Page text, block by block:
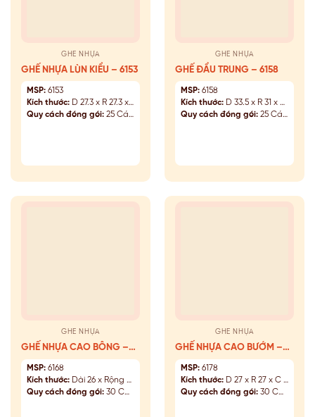
GHẾ NHỰA
GHẾ NHỰA LÙN KIỂU – 6153
MSP: 6153
Kích thước: D 27.3 x R 27.3 x C 25.3 (cm)
Quy cách đóng gói: 25 Cái/Kiện
GHẾ NHỰA
GHẾ ĐẨU TRUNG – 6158
MSP: 6158
Kích thước: D 33.5 x R 31 x C 32 (cm)
Quy cách đóng gói: 25 Cái/Kiện
GHẾ NHỰA
GHẾ NHỰA CAO BÔNG –
6168
MSP: 6168
Kích thước: Dài 26 x Rộng 26 x Cao 46 (cm)
Quy cách đóng gói: 30 Cái/Kiện
GHẾ NHỰA
GHẾ NHỰA CAO BƯỚM –
6178
MSP: 6178
Kích thước: D 27 x R 27 x C 46 (cm)
Quy cách đóng gói: 30 Cái/Kiện